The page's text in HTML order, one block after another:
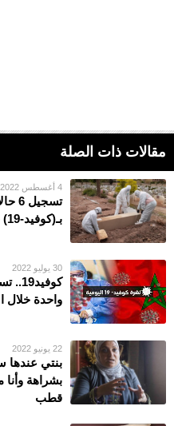
مقالات ذات الصلة
4 أغسطس 2022
بـ(كوفيد-19) خلال الـ24 ساعة الماضية
30 يوليو 2022
واحدة خلال الـ24 ساعة
22 يونيو 2022
بنتي عندها
بشراهة
قطب